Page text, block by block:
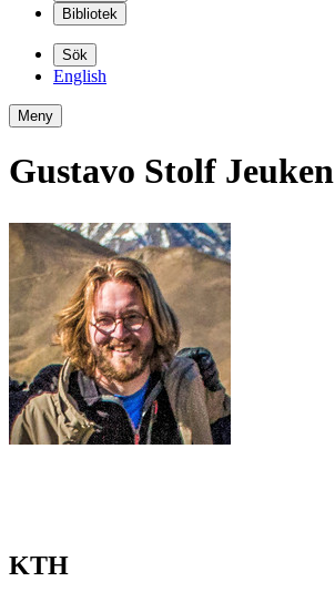
Bibliotek
Sök
English
Meny
Gustavo Stolf Jeuken
KTH